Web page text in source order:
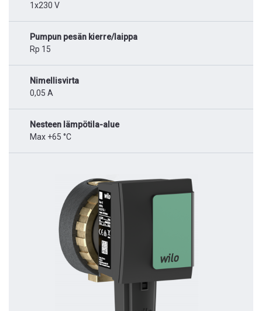
1x230 V
Pumpun pesän kierre/laippa
Rp 15
Nimellisvirta
0,05 A
Nesteen lämpötila-alue
Max +65 °C